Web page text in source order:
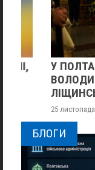
У ПОЛТАВІ
ЛІЩИНСЬКИМ
25 листопада 2025
БЛОГИ